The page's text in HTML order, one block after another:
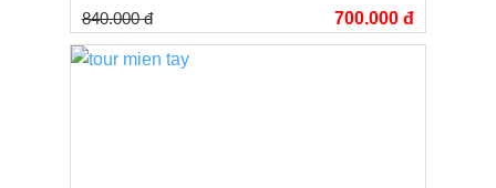
840.000 đ 700.000 đ